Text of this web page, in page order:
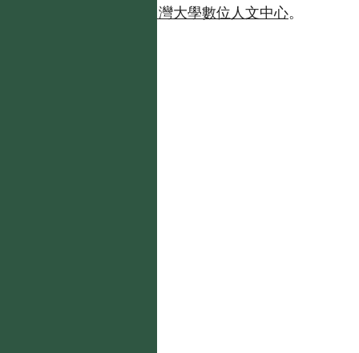
台灣大學數位人文中心。